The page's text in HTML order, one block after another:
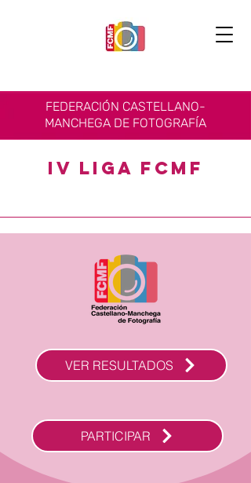
FEDERACIÓN CASTELLANO-
MANCHEGA DE FOTOGRAFÍA
IV LIGA FCMF
VER RESULTADOS
PARTICIPAR